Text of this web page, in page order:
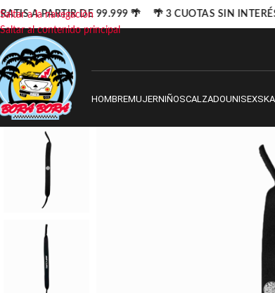
Saltar a la navegación
Saltar al contenido principal
HOMBREMUJERNIÑOSCALZADOUNISEX
A PARTIR DE 99.999 🌴 🌴 3 CUOTAS SIN